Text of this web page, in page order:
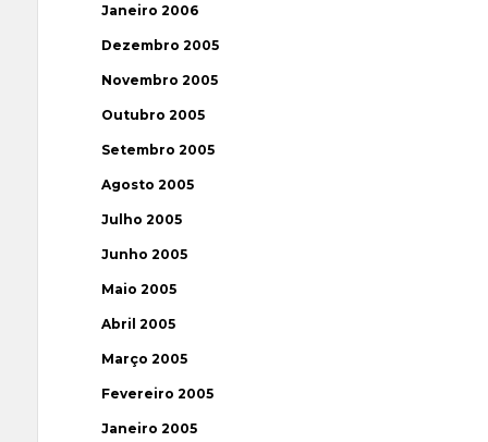
Janeiro 2006
Dezembro 2005
Novembro 2005
Outubro 2005
Setembro 2005
Agosto 2005
Julho 2005
Junho 2005
Maio 2005
Abril 2005
Março 2005
Fevereiro 2005
Janeiro 2005